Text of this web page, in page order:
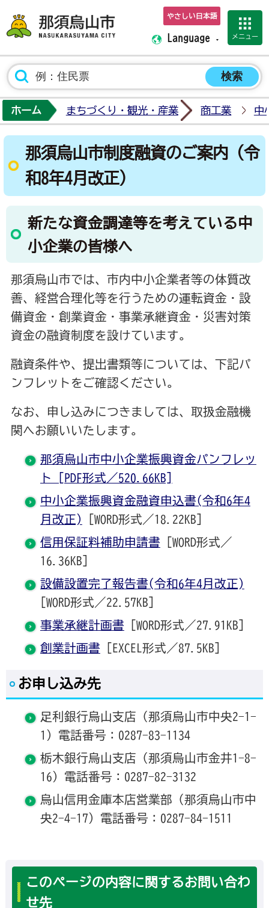
那須烏山市ホーム
やさしい日本語
Language メニュー
ホーム まちづくり・観光・産業 商工業 中
那須烏山市制度融資のご案内（令
和8年4月改正）
新たな資金調達等を考えている中
小企業の皆様へ
那須烏山市では、市内中小企業者等の体質改
善、経営合理化等を行うための運転資金・設
備資金・創業資金・事業承継資金・災害対策
資金の融資制度を設けています。
融資条件や、提出書類等については、下記パ
ンフレットをご確認ください。
なお、申し込みにつきましては、取扱金融機
関へお願いいたします。
那須烏山市中小企業振興資金パンフレッ
ト [PDF形式／520.66KB]
中小企業振興資金融資申込書(令和6年4
月改正)
[WORD形式／18.22KB]
信用保証料補助申請書[WORD形式／
16.36KB]
設備設置完了報告書(令和6年4月改正)
[WORD形式／22.57KB]
事業承継計画書[WORD形式／27.91KB]
創業計画書[EXCEL形式／87.5KB]
お申し込み先
足利銀行烏山支店（那須烏山市中央2-1-
1）電話番号：0287-83-1134
栃木銀行烏山支店（那須烏山市金井1-8-
16）電話番号：0287-82-3132
烏山信用金庫本店営業部（那須烏山市中
央2-4-17）電話番号：0287-84-1511
このページの内容に関するお問い合わ
せ先